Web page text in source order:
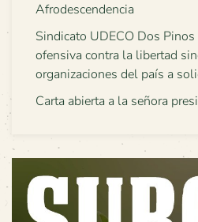
Afrodescendencia
Sindicato UDECO Dos
ofensiva contra la libertad
organizaciones del país a
Carta abierta a la señora